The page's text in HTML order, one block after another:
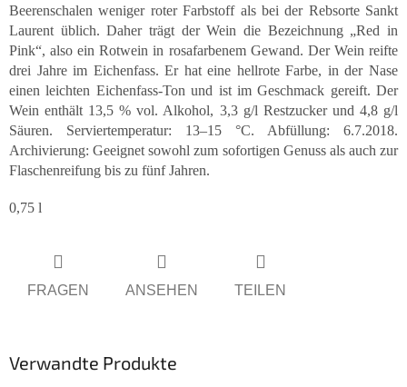
Beerenschalen weniger roter Farbstoff als bei der Rebsorte Sankt
Laurent üblich. Daher trägt der Wein die Bezeichnung „Red in
Pink“, also ein Rotwein in rosafarbenem Gewand. Der Wein reifte
drei Jahre im Eichenfass. Er hat eine hellrote Farbe, in der Nase
einen leichten Eichenfass-Ton und ist im Geschmack gereift. Der
Wein enthält 13,5 % vol. Alkohol, 3,3 g/l Restzucker und 4,8 g/l
Säuren. Serviertemperatur: 13–15 °C. Abfüllung: 6.7.2018.
Archivierung: Geeignet sowohl zum sofortigen Genuss als auch zur
Flaschenreifung bis zu fünf Jahren.
0,75 l
FRAGEN ANSEHEN TEILEN
Verwandte Produkte